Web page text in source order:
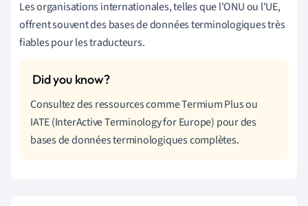
Les organisations internationales, telles que l'ONU ou l'UE,
offrent souvent des bases de données terminologiques très
fiables pour les traducteurs.
Consultez des ressources comme Termium Plus ou
IATE (InterActive Terminology for Europe) pour des
bases de données terminologiques complètes.